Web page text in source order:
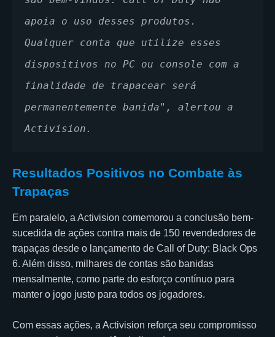
apoia o uso desses produtos.
Qualquer conta que utilize esses
dispositivos no PC ou console com a
finalidade de trapacear será
permanentemente banida", alertou a
Activision.
Resultados Positivos no Combate às
Trapaças
Em paralelo, a Activision comemorou a conclusão bem-
sucedida de ações contra mais de 150 revendedores de
trapaças desde o lançamento de Call of Duty: Black Ops
6. Além disso, milhares de contas são banidas
mensalmente, como parte do esforço contínuo para
manter o jogo justo para todos os jogadores.
Com essas ações, a Activision reforça seu compromisso